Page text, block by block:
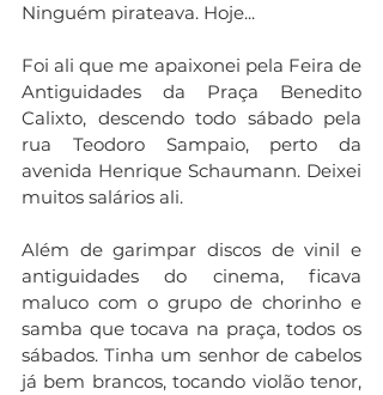
Ninguém pirateava. Hoje...
Foi ali que me apaixonei pela Feira de
Antiguidades da Praça Benedito
Calixto, descendo todo sábado pela
rua Teodoro Sampaio, perto da
avenida Henrique Schaumann. Deixei
muitos salários ali.
Além de garimpar discos de vinil e
antiguidades do cinema, ficava
maluco com o grupo de chorinho e
samba que tocava na praça, todos os
sábados. Tinha um senhor de cabelos
já bem brancos, tocando violão tenor,